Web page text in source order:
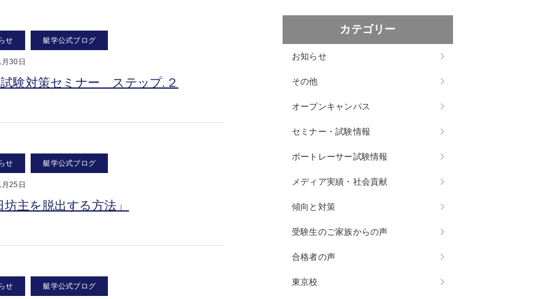
せ 艇学公式ブログ
30日
験対策セミナー ステップ.２
せ 艇学公式ブログ
25日
坊主を脱出する方法」
せ 艇学公式ブログ
カテゴリー
お知らせ
その他
オープンキャンパス
セミナー・試験情報
ボートレーサー試験情報
メディア実績・社会貢献
傾向と対策
受験生のご家族からの声
合格者の声
東京校